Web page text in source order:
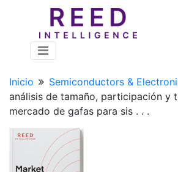
Inicio Semiconductors &
análisis de tamaño, participación y
mercado de gafas para sis . . .